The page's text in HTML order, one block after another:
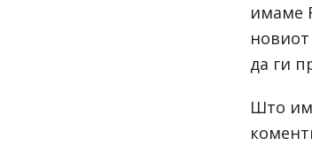
имаме
новиот
да ги
Што